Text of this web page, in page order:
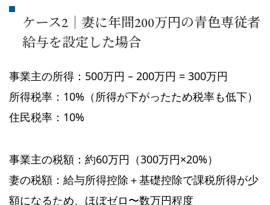
ケース2｜妻に年間200万円の青色専従者
給与を設定した場合
事業主の所得：500万円 – 200万円 = 300万円
所得税率：10%（所得が下がったため税率も低下）
住民税率：10%
事業主の税額：約60万円（300万円×20%）
妻の税額：給与所得控除＋基礎控除で課税所得が少
額になるため、ほぼゼロ〜数万円程度